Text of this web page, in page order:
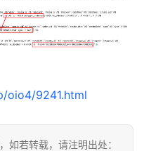
oio4/9241.html
如若转载，请注明出处：